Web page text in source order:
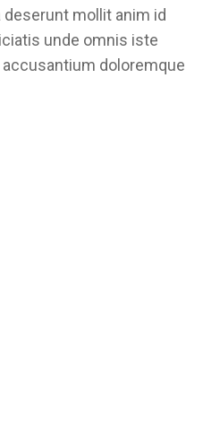
mollit anim id
unde omnis iste
doloremque